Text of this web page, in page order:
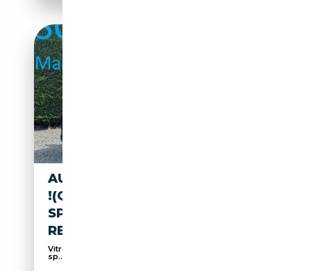
AUDI Q8 E-TRON ! VERKOCHT
!(Q8) E-TRON S-LINE -
SPORTSTUUR - GEKLEURDE
REM
Vitres teintées, Détecteur de pluie, Suspension
sp...